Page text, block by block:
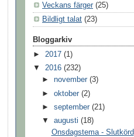
Veckans färger (25)
Bildligt talat (23)
Bloggarkiv
► 2017 (1)
▼ 2016 (232)
►november(3)
►oktober(2)
►september(21)
▼augusti(18)
Onsdagstema - Slutkörd